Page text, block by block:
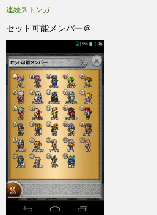
連続ストンガ
セット可能メンバー＠